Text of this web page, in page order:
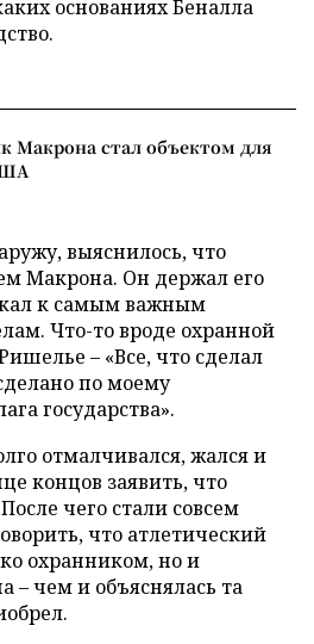
основаниях Беналла
Макрона стал объектом для
выяснилось, что
Макрона. Он держал его
к самым важным
Что-то вроде охранной
– «Все, что сделал
по моему
государства».
отмалчивался, жался и
концов заявить, что
чего стали совсем
что атлетический
охранником, но и
чем и объяснялась та